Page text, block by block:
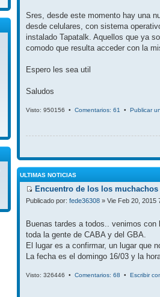
Sres, desde este momento hay una
desde celulares, con sistema
instalado Tapatalk. Aquellos que ya
comodo que resulta acceder con la
Espero les sea util
Saludos
Visto: 950156 • Comentarios: 61 • Publicar
ULTIMAS NOTICIAS
Encuentro de los los
Publicado por: fede36308 » Vie Feb 20, 2015
Buenas tardes a todos.. venimos
toda la gente de CABA y del GBA.
El lugar es a confirmar, un lugar que
La fecha es el domingo 16/03 y la
Visto: 326446 • Comentarios: 68 • Escribir